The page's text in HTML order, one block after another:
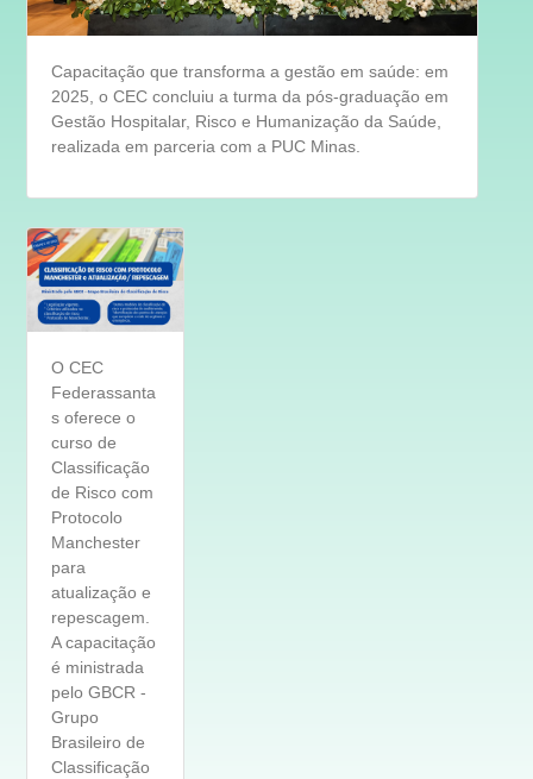
Capacitação que transforma a gestão em saúde: em
2025, o CEC concluiu a turma da pós-graduação em
Gestão Hospitalar, Risco e Humanização da Saúde,
realizada em parceria com a PUC Minas.
O CEC
Federassanta
s oferece o
curso de
Classificação
de Risco com
Protocolo
Manchester
para
atualização e
repescagem.
A capacitação
é ministrada
pelo GBCR -
Grupo
Brasileiro de
Classificação